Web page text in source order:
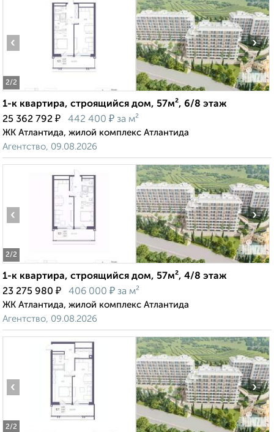
2/2
‹ ›
1-к квартира, строящийся дом, 57м², 6/8 этаж
25 362 792 ₽ 442 400 ₽ за м²
ЖК Атлантида, жилой комплекс Атлантида
Агентство, 09.08.2026
2/2
‹ ›
1-к квартира, строящийся дом, 57м², 4/8 этаж
23 275 980 ₽ 406 000 ₽ за м²
ЖК Атлантида, жилой комплекс Атлантида
Агентство, 09.08.2026
2/2
‹ ›